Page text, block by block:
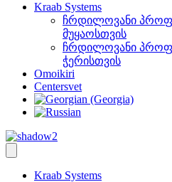
Kraab Systems
ჩრდილოვანი
მუყაოსთვის
ჩრდილოვანი
ჭერისთვის
Omoikiri
Centersvet
Kraab Systems